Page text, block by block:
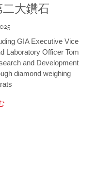
二大鑽石
GIA Executive Vice
Laboratory Officer Tom
and Development
diamond weighing